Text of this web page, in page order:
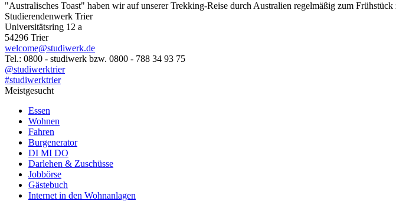
"Australisches Toast" haben wir auf unserer Trekking-Reise durch Australien regelmäßig zum
Studierendenwerk Trier
Universitätsring 12 a
54296 Trier
welcome@studiwerk.de
Tel.: 0800 - studiwerk bzw. 0800 - 788 34 93 75
@studiwerktrier
#studiwerktrier
Meistgesucht
Essen
Wohnen
Fahren
Burgenerator
DI MI DO
Darlehen & Zuschüsse
Jobbörse
Gästebuch
Internet in den Wohnanlagen